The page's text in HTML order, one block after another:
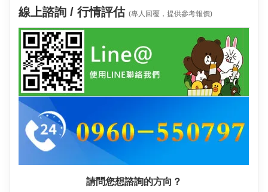
線上諮詢 / 行情評估 (專人回覆，提供參考報價)
請問您想諮詢的方向？